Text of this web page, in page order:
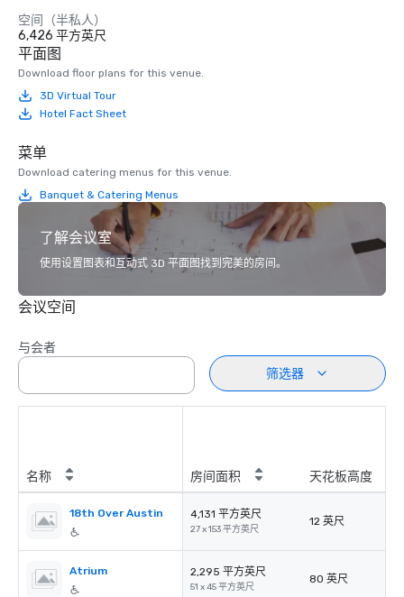
空间（半私人）
6,426 平方英尺
平面图
Download floor plans for this venue.
3D Virtual Tour
Hotel Fact Sheet
菜单
Download catering menus for this venue.
Banquet & Catering Menus
了解会议室
使用设置图表和互动式 3D 平面图找到完美的房间。
会议空间
与会者
筛选器
名称 房间面积 天花板高度
18th Over Austin 4,131 平方英尺
27 x 153 平方英尺
12 英尺
Atrium 2,295 平方英尺
51 x 45 平方英尺
80 英尺